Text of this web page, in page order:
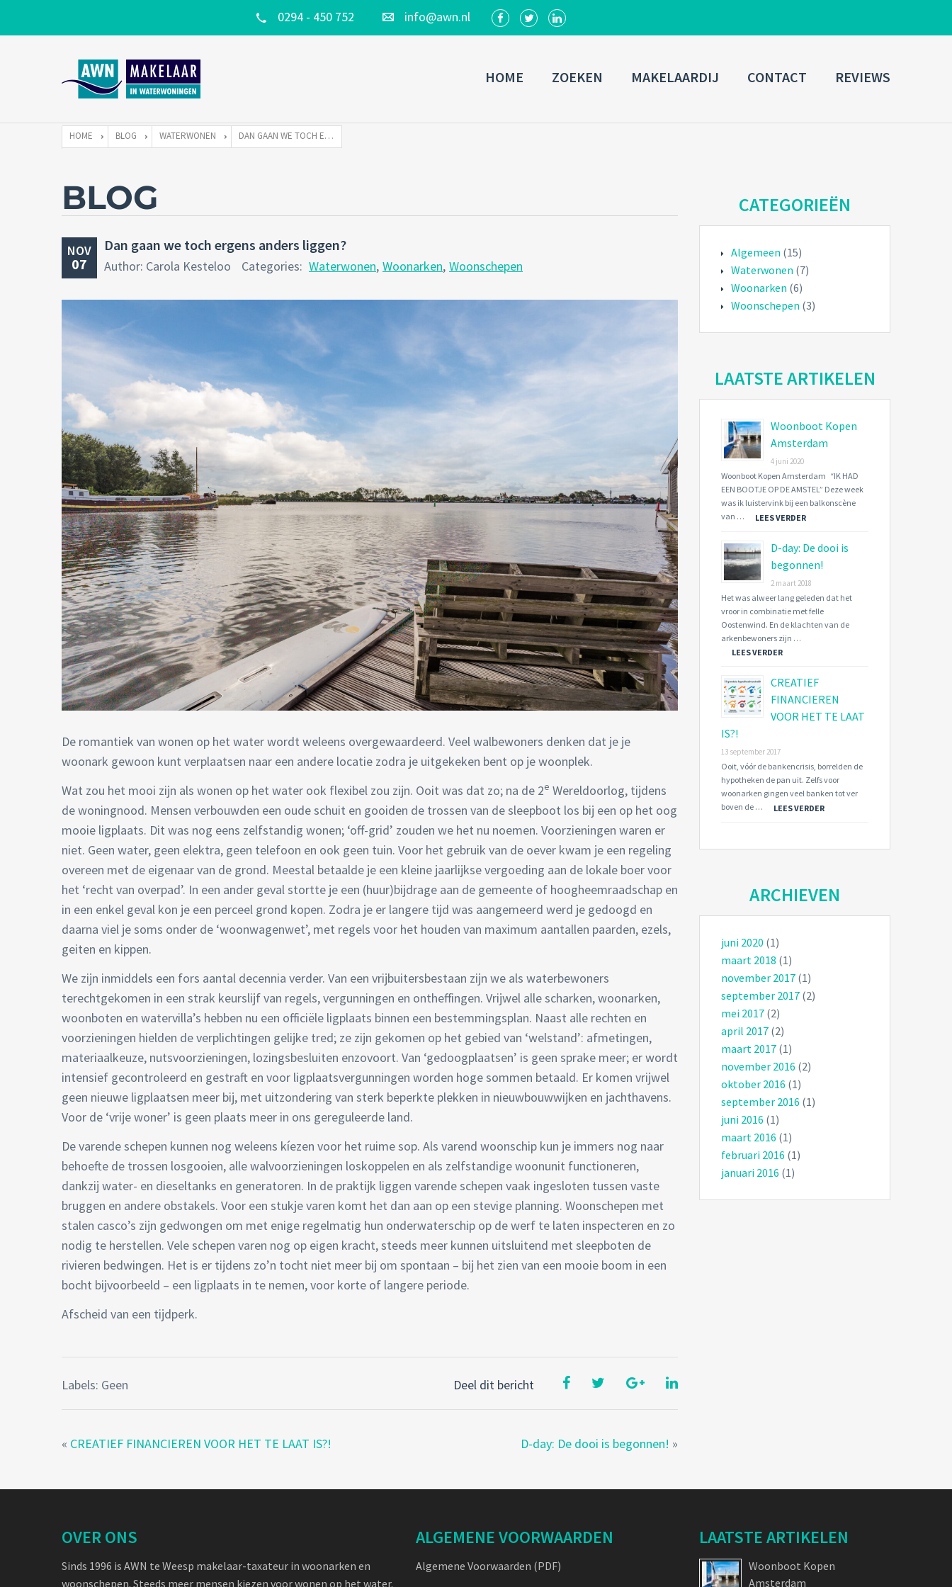
0294 - 450 752 info@awn.nl
Username
Connect with:
Forgot
password?
Remember me
HOME ZOEKEN MAKELAARDIJ CONTACT REVIEWS
HOME BLOG WATERWONEN DAN GAAN WE TOCH ERGENS ANDERS LIGGEN?
BLOG
NOV
07
Dan gaan we toch ergens anders liggen?
Author: Carola Kesteloo Categories: Waterwonen, Woonarken, Woonschepen
De romantiek van wonen op het water wordt weleens overgewaardeerd. Veel walbewoners denken dat je je
woonark gewoon kunt verplaatsen naar een andere locatie zodra je uitgekeken bent op je woonplek.
Wat zou het mooi zijn als wonen op het water ook flexibel zou zijn. Ooit was dat zo; na de 2e Wereldoorlog, tijdens
de woningnood. Mensen verbouwden een oude schuit en gooiden de trossen van de sleepboot los bij een op het oog
mooie ligplaats. Dit was nog eens zelfstandig wonen; ‘off-grid’ zouden we het nu noemen. Voorzieningen waren er
niet. Geen water, geen elektra, geen telefoon en ook geen tuin. Voor het gebruik van de oever kwam je een regeling
overeen met de eigenaar van de grond. Meestal betaalde je een kleine jaarlijkse vergoeding aan de lokale boer voor
het ‘recht van overpad’. In een ander geval stortte je een (huur)bijdrage aan de gemeente of hoogheemraadschap en
in een enkel geval kon je een perceel grond kopen. Zodra je er langere tijd was aangemeerd werd je gedoogd en
daarna viel je soms onder de ‘woonwagenwet’, met regels voor het houden van maximum aantallen paarden, ezels,
geiten en kippen.
We zijn inmiddels een fors aantal decennia verder. Van een vrijbuitersbestaan zijn we als waterbewoners
terechtgekomen in een strak keurslijf van regels, vergunningen en ontheffingen. Vrijwel alle scharken, woonarken,
woonboten en watervilla’s hebben nu een officiële ligplaats binnen een bestemmingsplan. Naast alle rechten en
voorzieningen hielden de verplichtingen gelijke tred; ze zijn gekomen op het gebied van ‘welstand’: afmetingen,
materiaalkeuze, nutsvoorzieningen, lozingsbesluiten enzovoort. Van ‘gedoogplaatsen’ is geen sprake meer; er wordt
intensief gecontroleerd en gestraft en voor ligplaatsvergunningen worden hoge sommen betaald. Er komen vrijwel
geen nieuwe ligplaatsen meer bij, met uitzondering van sterk beperkte plekken in nieuwbouwwijken en jachthavens.
Voor de ‘vrije woner’ is geen plaats meer in ons gereguleerde land.
De varende schepen kunnen nog weleens kíezen voor het ruime sop. Als varend woonschip kun je immers nog naar
behoefte de trossen losgooien, alle walvoorzieningen loskoppelen en als zelfstandige woonunit functioneren,
dankzij water- en dieseltanks en generatoren. In de praktijk liggen varende schepen vaak ingesloten tussen vaste
bruggen en andere obstakels. Voor een stukje varen komt het dan aan op een stevige planning. Woonschepen met
stalen casco’s zijn gedwongen om met enige regelmatig hun onderwaterschip op de werf te laten inspecteren en zo
nodig te herstellen. Vele schepen varen nog op eigen kracht, steeds meer kunnen uitsluitend met sleepboten de
rivieren bedwingen. Het is er tijdens zo’n tocht niet meer bij om spontaan – bij het zien van een mooie boom in een
bocht bijvoorbeeld – een ligplaats in te nemen, voor korte of langere periode.
Afscheid van een tijdperk.
Deel dit bericht
Labels: Geen
« CREATIEF FINANCIEREN VOOR HET TE LAAT IS?! D-day: De dooi is begonnen! »
CATEGORIEËN
Algemeen (15)
Waterwonen (7)
Woonarken (6)
Woonschepen (3)
LAATSTE ARTIKELEN
Woonboot Kopen
Amsterdam
4 juni 2020
Woonboot Kopen Amsterdam “IK HAD
EEN BOOTJE OP DE AMSTEL” Deze week
was ik luistervink bij een balkonscène
van …
LEES VERDER
D-day: De dooi is
begonnen!
2 maart 2018
Het was alweer lang geleden dat het
vroor in combinatie met felle
Oostenwind. En de klachten van de
arkenbewoners zijn …
LEES VERDER
CREATIEF
FINANCIEREN
VOOR HET TE LAAT
IS?!
13 september 2017
Ooit, vóór de bankencrisis, borrelden de
hypotheken de pan uit. Zelfs voor
woonarken gingen veel banken tot ver
boven de …
LEES VERDER
ARCHIEVEN
juni 2020 (1)
maart 2018 (1)
november 2017 (1)
september 2017 (2)
mei 2017 (2)
april 2017 (2)
maart 2017 (1)
november 2016 (2)
oktober 2016 (1)
september 2016 (1)
juni 2016 (1)
maart 2016 (1)
februari 2016 (1)
januari 2016 (1)
OVER ONS
Sinds 1996 is AWN te Weesp makelaar-taxateur in woonarken en
woonschepen. Steeds meer mensen kiezen voor wonen op het water.
ALGEMENE VOORWAARDEN
Algemene Voorwaarden (PDF)
LAATSTE ARTIKELEN
Woonboot Kopen
Amsterdam